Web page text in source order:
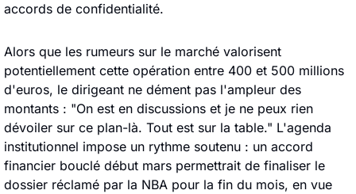
accords de confidentialité.
Alors que les rumeurs sur le marché valorisent
potentiellement cette opération entre 400 et 500 millions
d'euros, le dirigeant ne dément pas l'ampleur des
montants : "On est en discussions et je ne peux rien
dévoiler sur ce plan-là. Tout est sur la table." L'agenda
institutionnel impose un rythme soutenu : un accord
financier bouclé début mars permettrait de finaliser le
dossier réclamé par la NBA pour la fin du mois, en vue